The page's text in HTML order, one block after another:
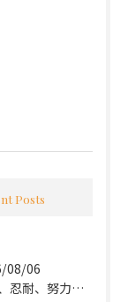
Posts
08/06
『根性、忍耐、努力という言葉は死語なのか』